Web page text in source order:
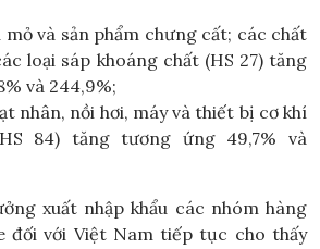
mỏ và sản phẩm chưng cất; các chất
loại sáp khoáng chất (HS 27) tăng
và 244,9%;
nhân, nồi hơi, máy và thiết bị cơ khí
84) tăng tương ứng 49,7% và
xuất nhập khẩu các nhóm hàng
đối với Việt Nam tiếp tục cho thấy